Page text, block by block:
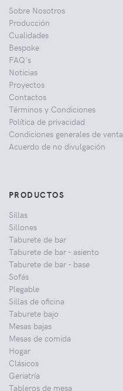
Sobre Nosotros
Producción
Cualidades
Bespoke
FAQ's
Noticias
Proyectos
Contactos
Términos y Condiciones
Política de privacidad
Condiciones generales de venta
Acuerdo de no divulgación
PRODUCTOS
Sillas
Sillones
Taburete de bar
Taburete de bar - asiento
Taburete de bar - base
Sofás
Plegable
Sillas de oficina
Taburete bajo
Mesas bajas
Mesas de comida
Hogar
Clásicos
Geriatría
Tableros de mesa